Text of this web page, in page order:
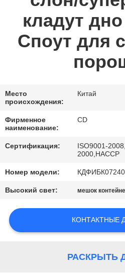
КАЧЕСТВА
СВЯЖИТЕСЬ
МЫ
ЦИТАТУ
КАРТА
САЙТА
ПОЛИТИКА
кладут
Споут для
Место
происхождения:
Китай
Фирменное
наименование:
CD
Сертификация:
ISO9001-
2000,HACCP
Номер модели:
Высокий свет: мешок
КОНТАКТНЫЕ
РАСКРЫТЬ